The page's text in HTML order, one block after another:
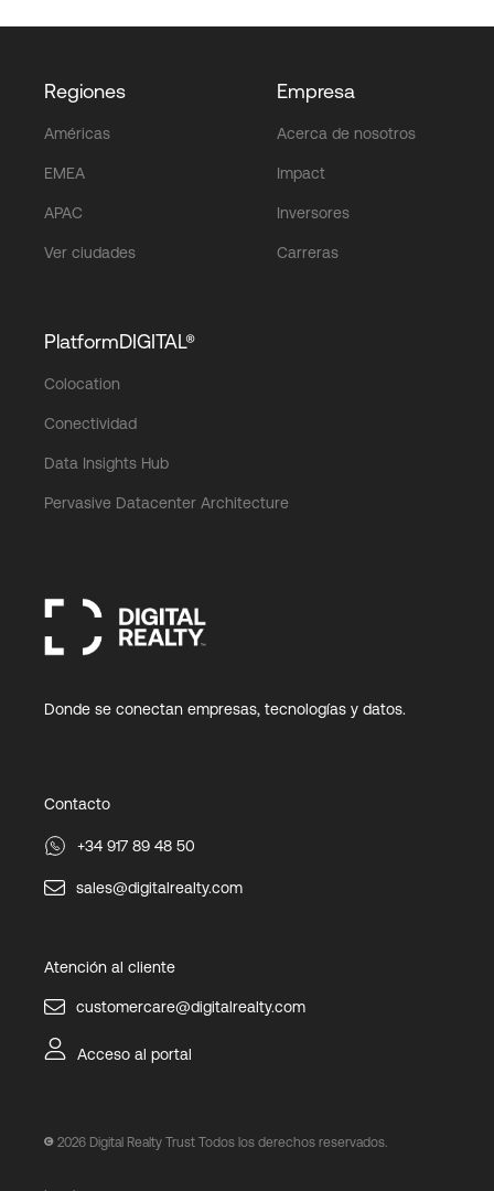
Regiones
Américas
EMEA
APAC
Ver ciudades
Empresa
Acerca de nosotros
Impact
Inversores
Carreras
PlatformDIGITAL®
Colocation
Conectividad
Data Insights Hub
Pervasive Datacenter Architecture
Donde se conectan empresas, tecnologías y datos.
Contacto
+34 917 89 48 50
sales@digitalrealty.com
Atención al cliente
customercare@digitalrealty.com
Acceso al portal
2026 Digital Realty Trust Todos los derechos reservados.